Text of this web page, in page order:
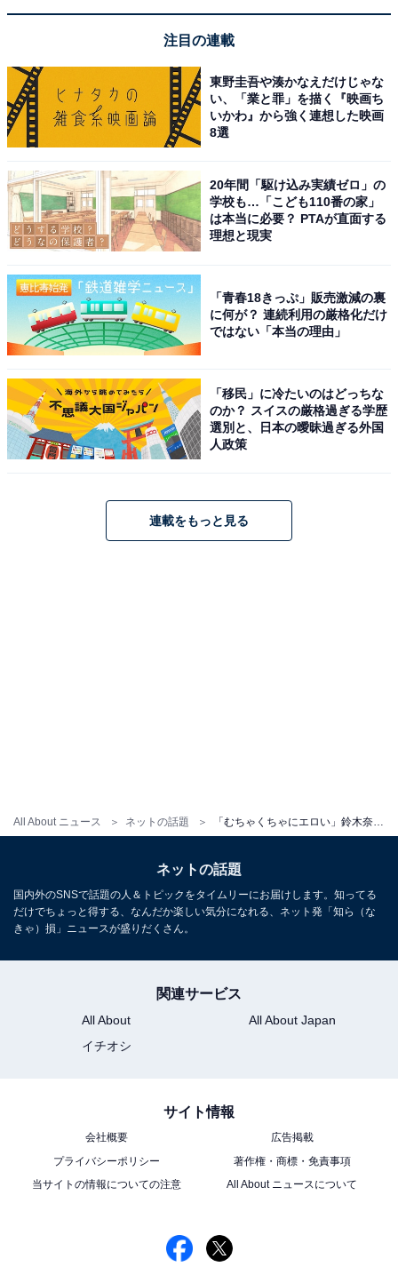
All About ニュース ネットの話題 「むちゃくちゃにエロい」鈴木奈々、谷間ちらりな温泉ショット！ 「谷間あるある」「セクシーですね」
注目の連載
東野圭吾や湊かなえだけじゃな
い、「業と罪」を描く『映画ち
いかわ』から強く連想した映画
8選
20年間「駆け込み実績ゼロ」の
学校も…「こども110番の家」
は本当に必要？ PTAが直面する
理想と現実
「青春18きっぷ」販売激減の裏
に何が？ 連続利用の厳格化だけ
ではない「本当の理由」
「移民」に冷たいのはどっちな
のか？ スイスの厳格過ぎる学歴
選別と、日本の曖昧過ぎる外国
人政策
連載をもっと見る
ネットの話題
国内外のSNSで話題の人＆トピックをタイムリーにお届けします。知ってる
だけでちょっと得する、なんだか楽しい気分になれる、ネット発「知ら（な
きゃ）損」ニュースが盛りだくさん。
関連サービス
All About
All About Japan
イチオシ
サイト情報
会社概要
広告掲載
プライバシーポリシー
著作権・商標・免責事項
当サイトの情報についての注意
All About ニュースについて